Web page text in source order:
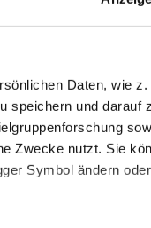
Daten, wie
und darauf
Zwecke nutzt. Sie
Symbol ändern
Nachweis